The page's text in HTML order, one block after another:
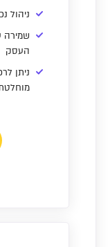
ניהול
שמירה
העסק
ניתן